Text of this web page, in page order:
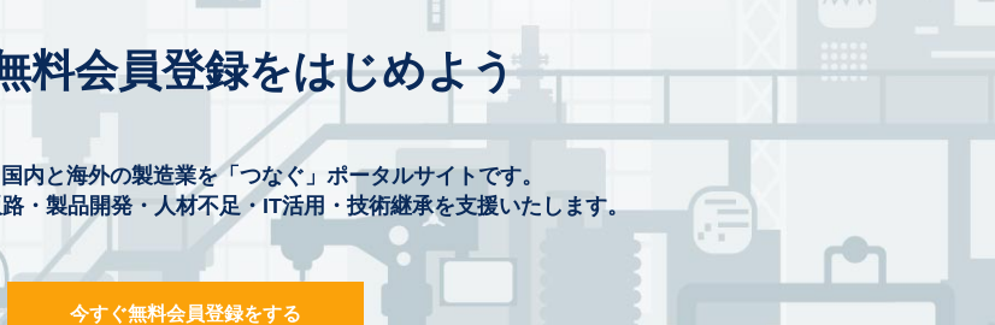
料会員登録をはじめよう
内と海外の製造業を「つなぐ」ポータルサイトです。
・製品開発・人材不足・IT活用・技術継承を支援いたします。
今すぐ無料会員登録をする